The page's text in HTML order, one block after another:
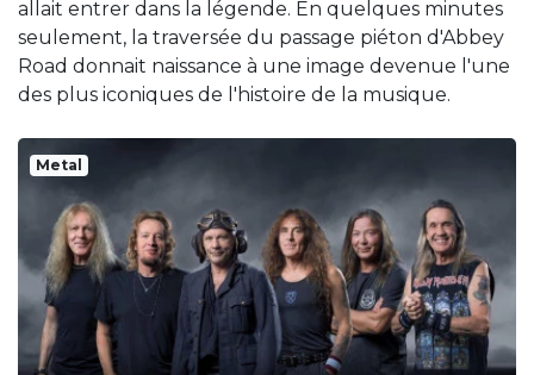
allait entrer dans la légende. En quelques minutes
seulement, la traversée du passage piéton d'Abbey
Road donnait naissance à une image devenue l'une
des plus iconiques de l'histoire de la musique.
Metal